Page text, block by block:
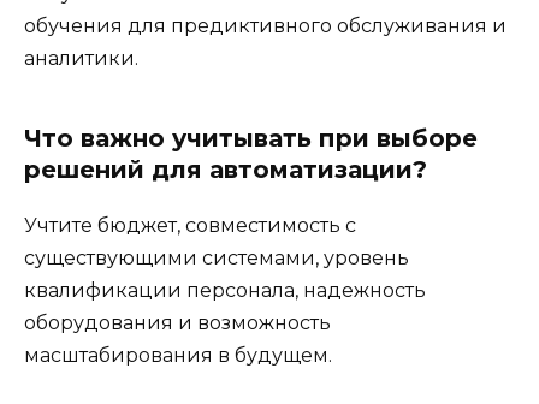
обучения для предиктивного обслуживания и
аналитики.
Что важно учитывать при выборе
решений для автоматизации?
Учтите бюджет, совместимость с
существующими системами, уровень
квалификации персонала, надежность
оборудования и возможность
масштабирования в будущем.